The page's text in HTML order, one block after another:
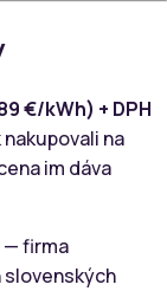
€/kWh) + DPH
na
im dáva
— firma